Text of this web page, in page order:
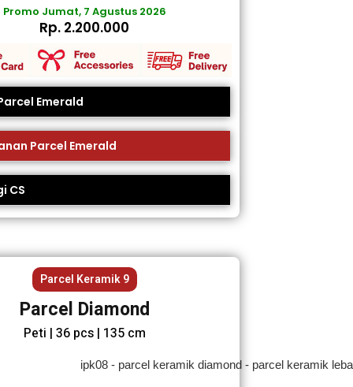
Promo Jumat, 7 Agustus 2026
Rp. 2.200.000
Emerald
Parcel Emerald
CS
Parcel Keramik 9
Parcel Diamond
Peti | 36 pcs | 135 cm